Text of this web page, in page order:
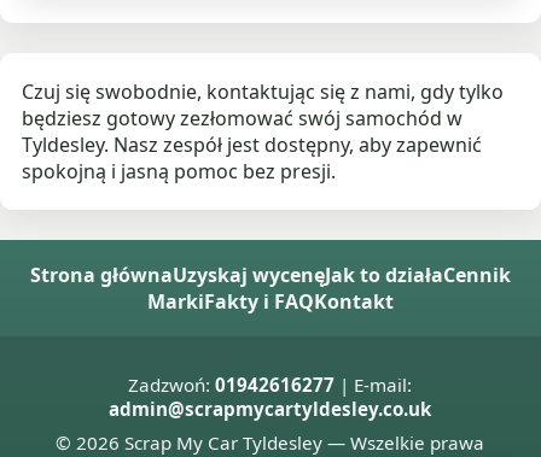
Czuj się swobodnie, kontaktując się z nami, gdy tylko
będziesz gotowy zezłomować swój samochód w
Tyldesley. Nasz zespół jest dostępny, aby zapewnić
spokojną i jasną pomoc bez presji.
Strona głównaUzyskaj wycenęJak to działaCennik
MarkiFakty i FAQKontakt
Zadzwoń:01942616277 | E-mail:
admin@scrapmycartyldesley.co.uk
© 2026 Scrap My Car Tyldesley — Wszelkie prawa